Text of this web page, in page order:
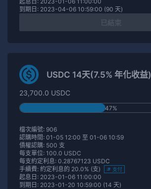
到期日: 2023-04-06 10:59:00 (90 天)
USDC 14天(7.5% 年化收益)
23,700.0 USDC
47%
檔次編號: 906
認購時間: 01-05 12:00 至 01-06 10:59
債權認購: 500 支
每支單位: 100.0 USDC
每支約定利息: 0.28767123 USDC
手續費: 約定利息的 20.0% (支)
支付
起息日: 2023-01-06 11:00:00
到期日: 2023-01-20 10:59:00 (14 天)